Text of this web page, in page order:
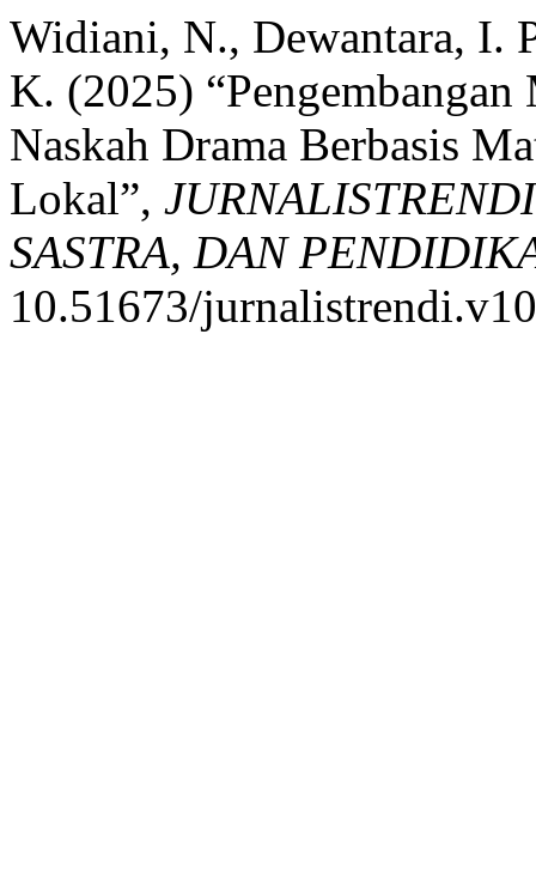
Widiani, N., Dewantara, I.
K. (2025)
Naskah Drama Berbasis
Lokal”,
SASTRA, DAN
10.51673/